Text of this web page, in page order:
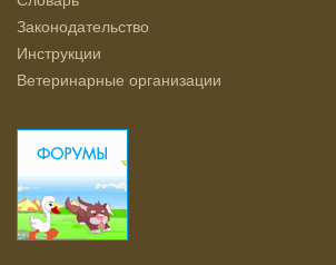
Законодательство
Инструкции
Ветеринарные организации